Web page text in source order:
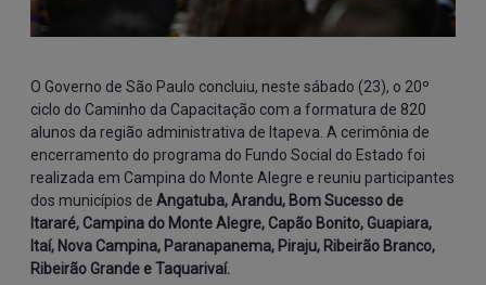
O Governo de São Paulo concluiu, neste sábado (23), o 20º
ciclo do Caminho da Capacitação com a formatura de 820
alunos da região administrativa de Itapeva. A cerimônia de
encerramento do programa do Fundo Social do Estado foi
realizada em Campina do Monte Alegre e reuniu participantes
dos municípios de Angatuba, Arandu, Bom Sucesso de
Itararé, Campina do Monte Alegre, Capão Bonito, Guapiara,
Itaí, Nova Campina, Paranapanema, Piraju, Ribeirão Branco,
Ribeirão Grande e Taquarivaí.